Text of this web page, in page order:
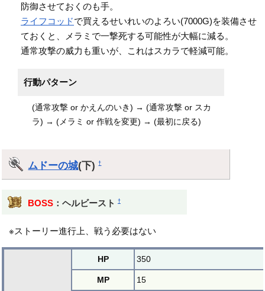
防御させておくのも手。
ライフコッドで買えるせいれいのよろい(7000G)を装備させ
ておくと、メラミで一撃死する可能性が大幅に減る。
通常攻撃の威力も重いが、これはスカラで軽減可能。
行動パターン
(通常攻撃 or かえんのいき) → (通常攻撃 or スカ
ラ) → (メラミ or 作戦を変更) → (最初に戻る)
ムドーの城(下)†
BOSS：ヘルビースト †
※ストーリー進行上、戦う必要はない
HP 350
MP 15